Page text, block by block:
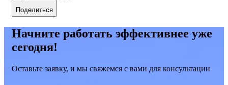
Поделиться
Начните работать эффективнее уже
сегодня!
Оставьте заявку, и мы свяжемся с вами для консультации